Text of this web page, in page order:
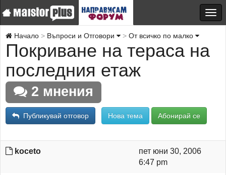
Начало Въпроси и Отговори От всичко по малко
Покриване на тераса на
последния етаж
2 мнения
Публикувай отговор Нова тема Абонирай се
koceto
пет юни 30, 2006
6:47 pm